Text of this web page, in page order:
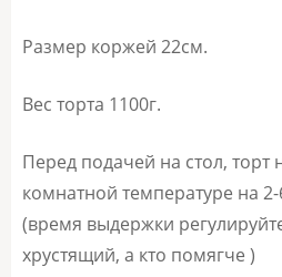
Размер коржей 22см.
Вес торта 1100г.
Перед подачей на стол, торт
комнатной температуре на
(время выдержки
хрустящий, а кто помягче )